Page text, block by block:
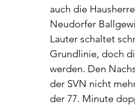
auch die
Neudorfer
Lauter schaltet
Grundlinie, doch
werden. Den
der SVN nicht
der 77. Minute